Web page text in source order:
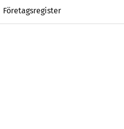
Företagsregister